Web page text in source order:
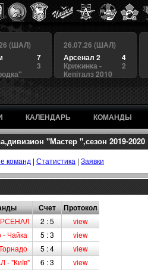
(ШАЛ)
7
3
26.07.26 (ШАЛ)
4
Арсенал 2
2
Крижинка -
Кепіталз 2010
КАЛЕНДАРЬ КОМАНДЫ
"Мастер ",сезон 2019-2020
команд | Статистика | Заявки
Счет Протокол
2 : 5
view
- Чайка 5 : 3
view
5 : 4
view
- "Київ" 6 : 3
view